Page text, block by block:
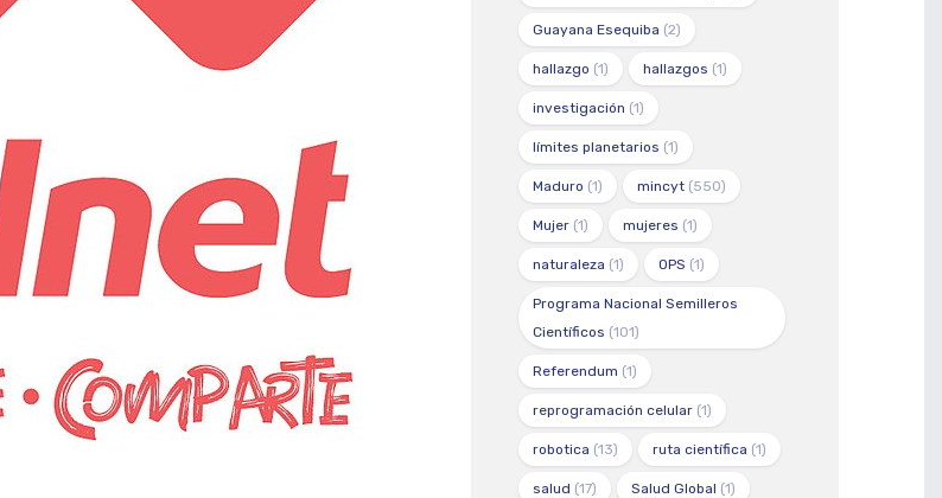
Guayana Esequiba (2)
hallazgo (1) hallazgos (1)
investigación (1)
límites planetarios (1)
Maduro (1) mincyt (550)
Mujer (1) mujeres (1)
naturaleza (1) OPS (1)
Programa Nacional Semilleros
Científicos (101)
Referendum (1)
reprogramación celular (1)
robotica (13) ruta científica (1)
salud (17) Salud Global (1)